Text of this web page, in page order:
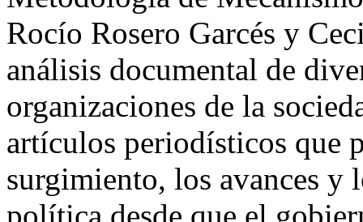
Rocío Rosero Garcés y
análisis documental de
organizaciones de la
artículos periodísticos que
surgimiento, los avances y